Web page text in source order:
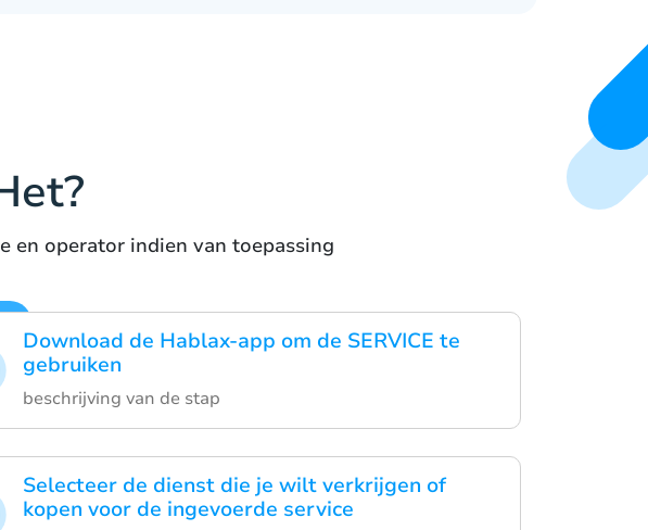
en operator indien van toepassing
Download de Hablax-app om de SERVICE te
gebruiken
beschrijving van de stap
Selecteer de dienst die je wilt verkrijgen of
kopen voor de ingevoerde service